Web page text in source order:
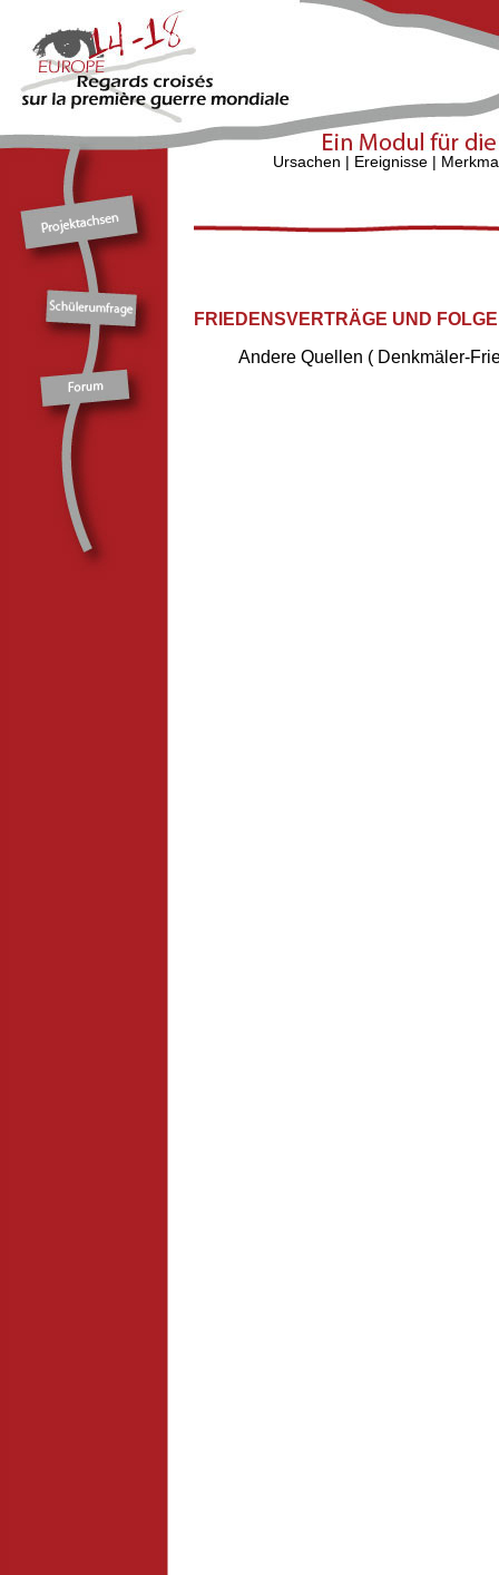
Ursachen | Ereignisse |
FRIEDENSVERTRÄGE UND
Andere Quellen ( Denkmäler-